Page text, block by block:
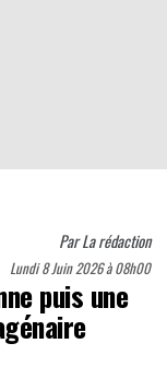
ParLa rédaction
Lundi 8 Juin 2026 à 08h00
puis une